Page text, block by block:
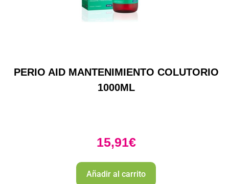
PERIO AID MANTENIMIENTO COLUTORIO
1000ML
15,91€
Añadir al carrito